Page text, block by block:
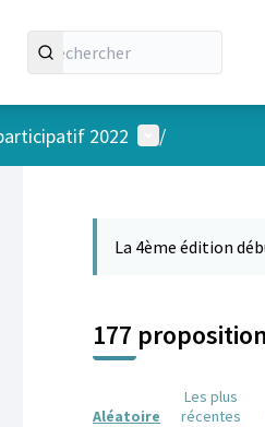
2022 Menu utilisateur
/
La 4ème édition
177
Aléatoire
Les plus
récentes